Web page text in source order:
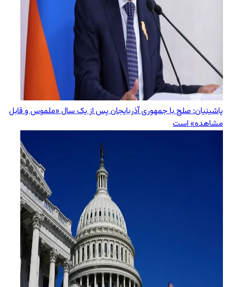
پاشینیان: صلح با جمهوری آذربایجان پس از یک سال «ملموس و قابل
مشاهده» است